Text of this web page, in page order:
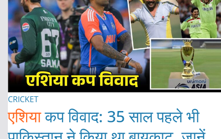
CRICKET
एशियाकप विवाद: 35 साल पहले भी